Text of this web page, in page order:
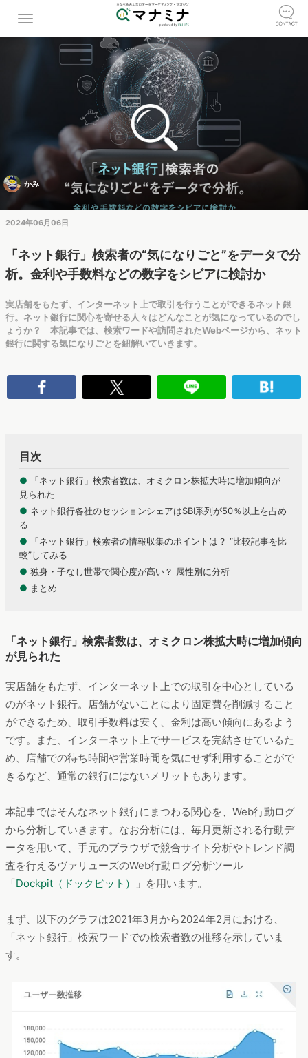
かみ
2024年06月06日
「ネット銀行」検索者の“気になりごと”をデータで分
析。金利や手数料などの数字をシビアに検討か
実店舗をもたず、インターネット上で取引を行うことができるネット銀
行。ネット銀行に関心を寄せる人々はどんなことが気になっているのでし
ょうか？ 本記事では、検索ワードや訪問されたWebページから、ネット
銀行に関する気になりごとを紐解いていきます。
目次
● 「ネット銀行」検索者数は、オミクロン株拡大時に増加傾向が
見られた
● ネット銀行各社のセッションシェアはSBI系列が50％以上を占め
る
● 「ネット銀行」検索者の情報収集のポイントは？ “比較記事を比
較”してみる
● 独身・子なし世帯で関心度が高い？ 属性別に分析
● まとめ
「ネット銀行」検索者数は、オミクロン株拡大時に増加傾向
が見られた
実店舗をもたず、インターネット上での取引を中心としている
のがネット銀行。店舗がないことにより固定費を削減すること
ができるため、取引手数料は安く、金利は高い傾向にあるよう
です。また、インターネット上でサービスを完結させているた
め、店舗での待ち時間や営業時間を気にせず利用することがで
きるなど、通常の銀行にはないメリットもあります。
本記事ではそんなネット銀行にまつわる関心を、Web行動ログ
から分析していきます。なお分析には、毎月更新される行動デ
ータを用いて、手元のブラウザで競合サイト分析やトレンド調
査を行えるヴァリューズのWeb行動ログ分析ツール
「Dockpit（ドックピット） 」を用います。
まず、以下のグラフは2021年3月から2024年2月における、
「ネット銀行」検索ワードでの検索者数の推移を示していま
す。